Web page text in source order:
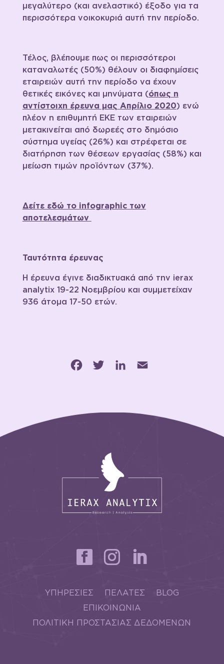
μεγαλύτερο (και ανελαστικό) έξοδο για τα
περισσότερα νοικοκυριά αυτή την περίοδο.
Τέλος, βλέπουμε πως οι περισσότεροι
καταναλωτές (50%) θέλουν οι διαφημίσεις
εταιρειών αυτή την περίοδο να έχουν
θετικές εικόνες και μηνύματα (όπως η
αντίστοιχη έρευνα μας Απρίλιο 2020) ενώ
πλέον η επιθυμητή ΕΚΕ των εταιρειών
μετακινείται από δωρεές στο δημόσιο
σύστημα υγείας (26%) και στρέφεται σε
διατήρηση των θέσεων εργασίας (58%) και
μείωση τιμών προϊόντων (37%).
Δείτε εδώ το infographic των
αποτελεσμάτων
Ταυτότητα έρευνας
Η έρευνα έγινε διαδικτυακά από την ierax
analytix 19-22 Νοεμβρίου και συμμετείχαν
936 άτομα 17-50 ετών.
FacebookTwitter LinkedIn
ΥΠΗΡΕΣΙΕΣ ΠΕΛΑΤΕΣ
BLOG
ΕΠΙΚΟΙΝΩΝΙΑ
ΠΟΛΙΤΙΚΗ ΠΡΟΣΤΑΣΙΑΣ ΔΕΔΟΜΕΝΩΝ